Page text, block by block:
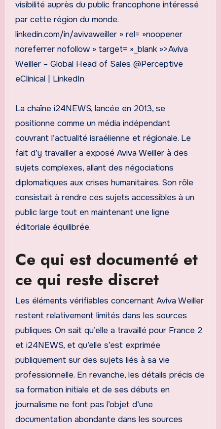
visibilité auprès du public francophone intéressé
par cette région du monde.
linkedin.com/in/avivaweiller » rel= »noopener
noreferrer nofollow » target= »_blank »>Aviva
Weiller – Global Head of Sales @Perceptive
eClinical | LinkedIn
La chaîne i24NEWS, lancée en 2013, se
positionne comme un média indépendant
couvrant l’actualité israélienne et régionale. Le
fait d’y travailler a exposé Aviva Weiller à des
sujets complexes, allant des négociations
diplomatiques aux crises humanitaires. Son rôle
consistait à rendre ces sujets accessibles à un
public large tout en maintenant une ligne
éditoriale équilibrée.
Ce qui est documenté et
ce qui reste discret
Les éléments vérifiables concernant Aviva Weiller
restent relativement limités dans les sources
publiques. On sait qu’elle a travaillé pour France 2
et i24NEWS, et qu’elle s’est exprimée
publiquement sur des sujets liés à sa vie
professionnelle. En revanche, les détails précis de
sa formation initiale et de ses débuts en
journalisme ne font pas l’objet d’une
documentation abondante dans les sources